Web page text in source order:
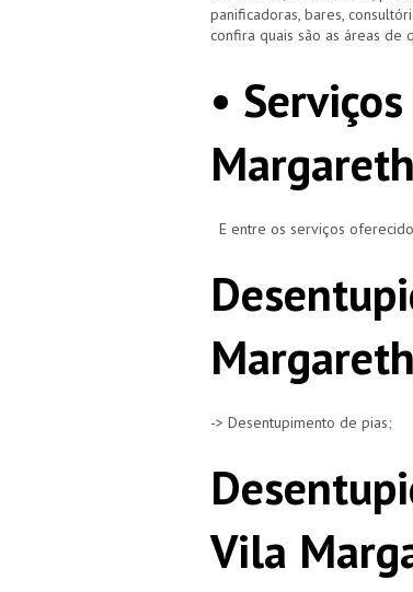
panificadoras, bares,
confira quais são as áreas de
•
Margareth
E entre os serviços
Margareth
-> Desentupimento de pias;
Vila